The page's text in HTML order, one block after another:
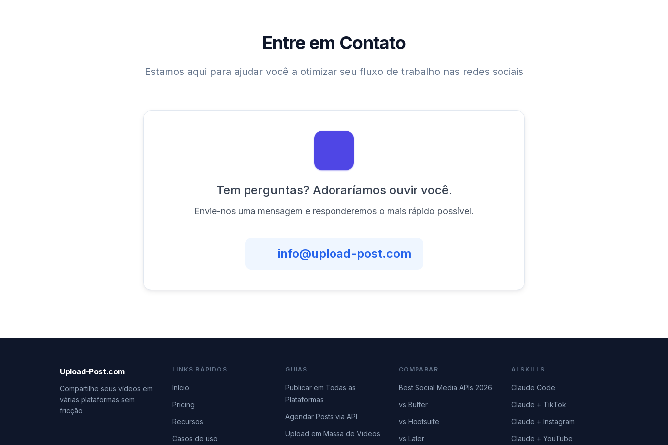
Entre em Contato
Estamos aqui para ajudar você a otimizar seu fluxo de trabalho nas redes sociais
Tem perguntas? Adoraríamos ouvir você.
Envie-nos uma mensagem e responderemos o mais rápido possível.
info@upload-post.com
Upload-Post.com
Compartilhe seus vídeos em
várias plataformas sem
fricção
LINKS RÁPIDOS
Início
Pricing
Recursos
Casos de uso
GUIAS
Publicar em Todas as
Plataformas
Agendar Posts via API
Upload em Massa de Videos
COMPARAR
Best Social Media APIs 2026
vs Buffer
vs Hootsuite
vs Later
AI SKILLS
Claude Code
Claude + TikTok
Claude + Instagram
Claude + YouTube